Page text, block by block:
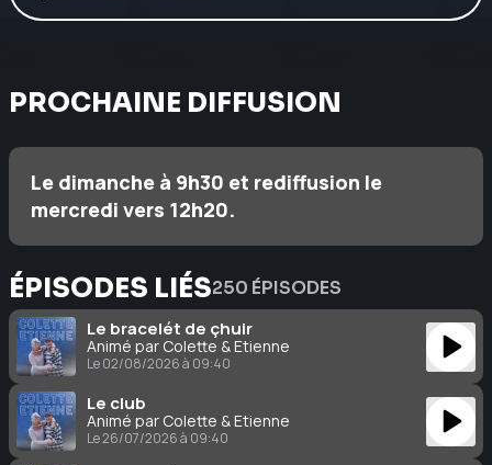
PROCHAINE DIFFUSION
Le dimanche à 9h30 et rediffusion le
mercredi vers 12h20.
ÉPISODES LIÉS250 ÉPISODES
Le bracelét de çhuir
Animé par Colette & Étienne
Le 02/08/2026 à 09:40
Le club
Animé par Colette & Étienne
Le 26/07/2026 à 09:40